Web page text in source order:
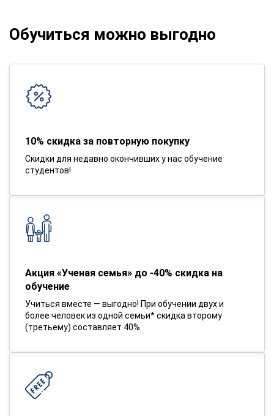
Обучиться можно выгодно
10% скидка за повторную покупку
Скидки для недавно окончивших у нас обучение
студентов!
Акция «Ученая семья» до -40% скидка на
обучение
Учиться вместе — выгодно! При обучении двух и
более человек из одной семьи* скидка второму
(третьему) составляет 40%.